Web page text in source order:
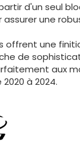
d'un seul
une
offrent une
de
aux
à 2024.